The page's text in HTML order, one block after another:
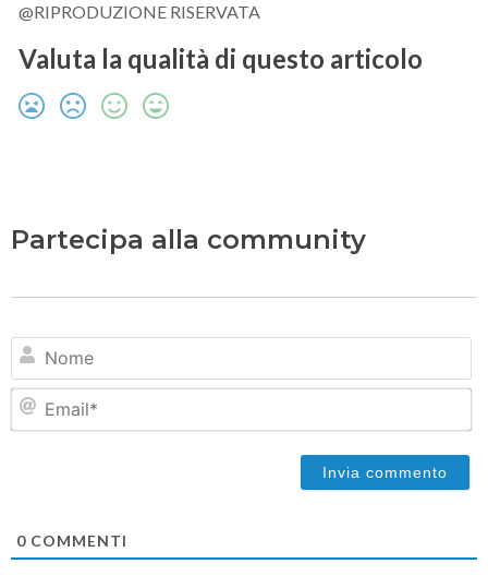
@RIPRODUZIONE RISERVATA
Valuta la qualità di questo articolo
Partecipa alla community
0 COMMENTI